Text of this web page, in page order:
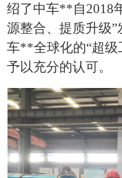
绍了中车**自2018
源整合、提质升级”
车**全球化的“超级
予以充分的认可。